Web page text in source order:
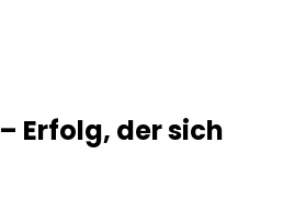
– Erfolg, der sich